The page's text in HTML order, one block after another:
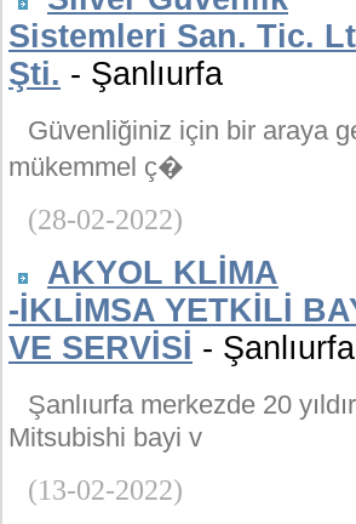
Sistemleri San. Tic.
Şti. - Şanlıurfa
Güvenliğiniz için bir araya
mükemmel ç�
(28-02-2022)
AKYOL KLİMA
-İKLİMSA YETKİLİ
VE SERVİSİ - Şanlıurfa
Şanlıurfa merkezde 20 yıldır
Mitsubishi bayi v
(13-02-2022)